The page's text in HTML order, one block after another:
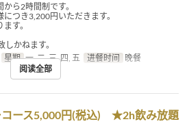
ら2時間制です。
つき3,200円いただきます。
す。
かねます。
星期 一, 二, 三, 四, 五 进餐时间 晚餐
阅读全部
コース5,000円(税込) ★2h飲み放題